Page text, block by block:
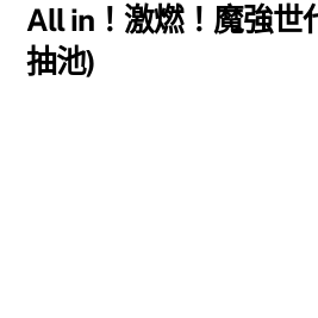
All in！激燃！魔強世
抽池)